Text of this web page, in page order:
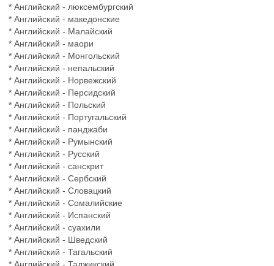
* Английский - люксембургский
* Английский - македонские
* Английский - Малайский
* Английский - маори
* Английский - Монгольский
* Английский - непальский
* Английский - Норвежский
* Английский - Персидский
* Английский - Польский
* Английский - Португальский
* Английский - панджаби
* Английский - Румынский
* Английский - Русский
* Английский - санскрит
* Английский - Сербский
* Английский - Словацкий
* Английский - Сомалийские
* Английский - Испанский
* Английский - суахили
* Английский - Шведский
* Английский - Тагальский